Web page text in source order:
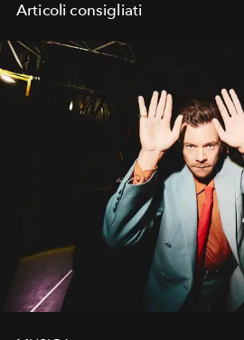
Articoli consigliati